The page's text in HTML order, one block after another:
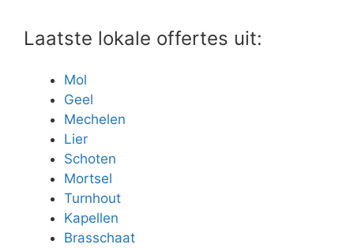
Laatste lokale offertes uit:
Mol
Geel
Mechelen
Lier
Schoten
Mortsel
Turnhout
Kapellen
Brasschaat